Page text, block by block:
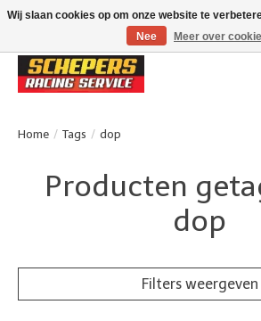
Klanten beoordelen ons met een 4,8/5 op Google
Home / Tags / dop
Producten
dop
Filters weergeven
Wij slaan cookies op om onze website te
Nee
Meer over